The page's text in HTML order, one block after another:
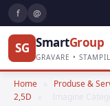
f @
SG SmartGroup
GRAVARE •
Home Produse &
2,5D